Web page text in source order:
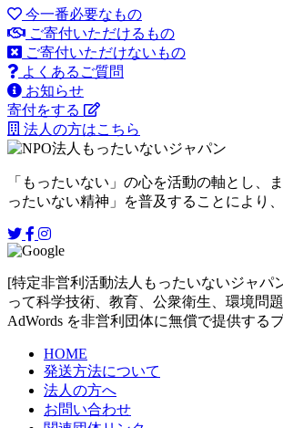
今一番必要なもの
ご寄付いただけるもの
ご寄付いただけないもの
よくあるご質問
お知らせ
寄付をする
法人の方はこちら
「もったいない」の心を活動の軸とし
ったいない精神」を普及することにより
[特定非営利活動法人もったいないジャパ
って科学技術、教育、公衆衛生、環境問
AdWords を非営利団体に無償で提供する
HOME
発送方法について
法人の方へ
お問い合わせ